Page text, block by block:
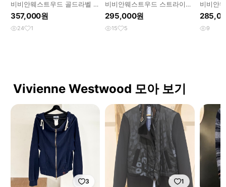
비비안웨스트우드 골드라벨 드
레이핑 저지 원피스
357,000원
24 1
비비안웨스트우드 스트라이프
셔링 퍼프 반팔 셔츠
295,000원
15 5
비비안
리브리
9
Vivienne Westwood 모아 보기
3 1